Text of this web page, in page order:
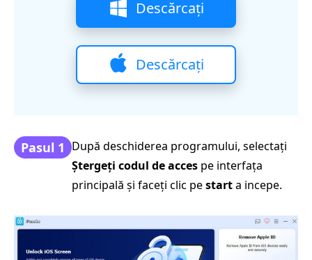
Descărcați
Descărcați
Pasul 1 După deschiderea programului, selectați
Ștergeți codul de acces pe interfața
principală și faceți clic pestarta incepe.